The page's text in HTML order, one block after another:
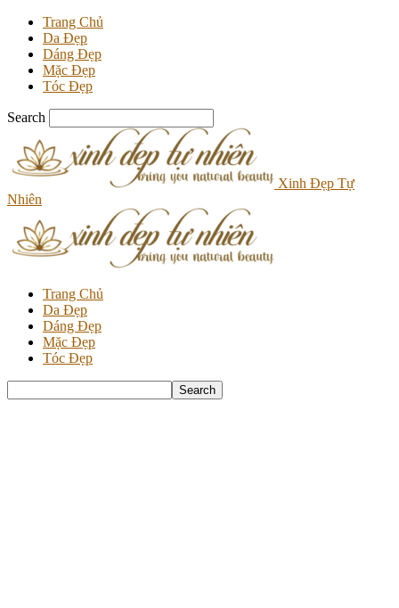
Trang Chủ
Da Đẹp
Dáng Đẹp
Mặc Đẹp
Tóc Đẹp
Search
Xinh Đẹp Tự
Nhiên
Trang Chủ
Da Đẹp
Dáng Đẹp
Mặc Đẹp
Tóc Đẹp